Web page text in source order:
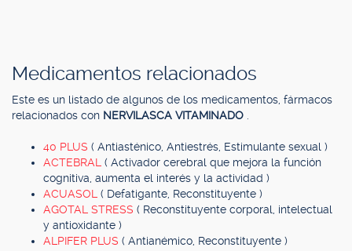
Medicamentos relacionados
Este es un listado de algunos de los medicamentos, fármacos
relacionados con NERVILASCA VITAMINADO
40 PLUS ( Antiasténico, Antiestrés, Estimulante sexual )
ACTEBRAL ( Activador cerebral que mejora la función
cognitiva, aumenta el interés y la actividad )
ACUASOL ( Defatigante, Reconstituyente )
AGOTAL STRESS ( Reconstituyente corporal, intelectual
y antioxidante )
ALPIFER PLUS ( Antianémico, Reconstituyente )